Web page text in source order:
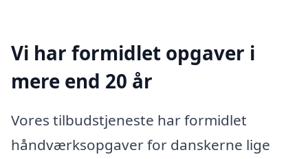
Vi har formidlet opgaver i
mere end 20 år
Vores tilbudstjeneste har formidlet
håndværksopgaver for danskerne lige